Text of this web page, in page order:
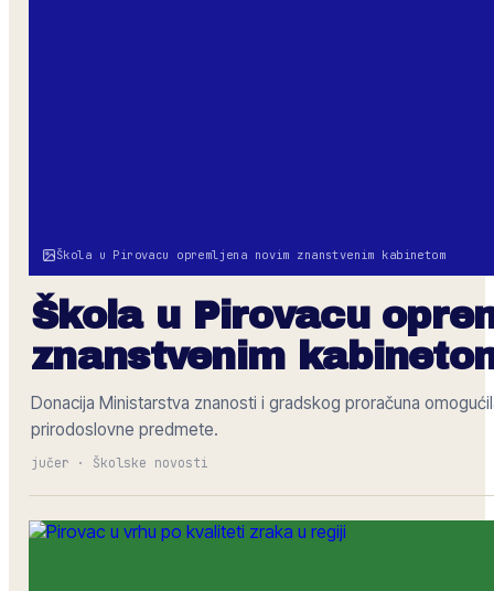
Škola u Pirovacu opremljena novim znanstvenim kabinetom
Škola u Pirovacu
znanstvenim
Donacija Ministarstva znanosti i gradskog proračuna
prirodoslovne predmete.
jučer · Školske novosti